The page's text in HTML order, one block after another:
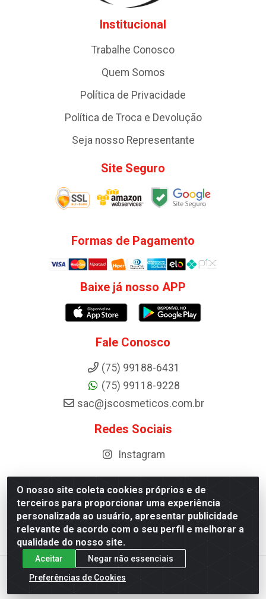
O nosso site coleta cookies próprios e de
terceiros para proporcionar uma experiência
personalizada ao usuário, apresentar publicidade
relevante de acordo com o seu perfil e melhorar a
qualidade do nosso site.
Aceitar
Negar não essenciais
Preferências de Cookies
Institucional
Trabalhe Conosco
Quem Somos
Política de Privacidade
Política de Troca e Devolução
Seja nosso Representante
Site Seguro
Formas de Pagamento
Baixe já nosso APP
Fale Conosco
(75) 99188-6431
(75) 99118-9228
sac@jscosmeticos.com.br
Redes Sociais
Instagram
Distribuidora de Cosméticos Antoneto LTDA - BA-052,
km 87 - Industrial, Ipirá - BA, 44600-000 - CNPJ
10.984.107/0001-75